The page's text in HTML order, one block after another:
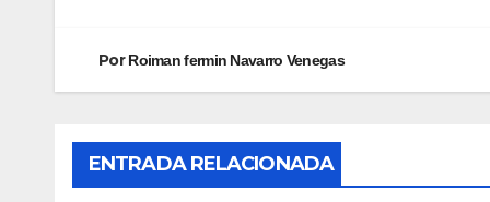
PorRoiman fermin Navarro Venegas
ENTRADA RELACIONADA